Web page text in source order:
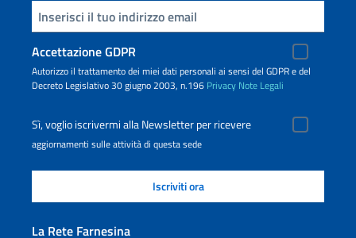
Inserisci la tua email
Accettazione GDPR
Autorizzo il trattamento dei miei dati personali ai sensi del GDPR e del
Decreto Legislativo 30 giugno 2003, n.196 Privacy Note Legali
Sì, voglio iscrivermi alla Newsletter per ricevere
aggiornamenti sulle attività di questa sede
La Rete Farnesina